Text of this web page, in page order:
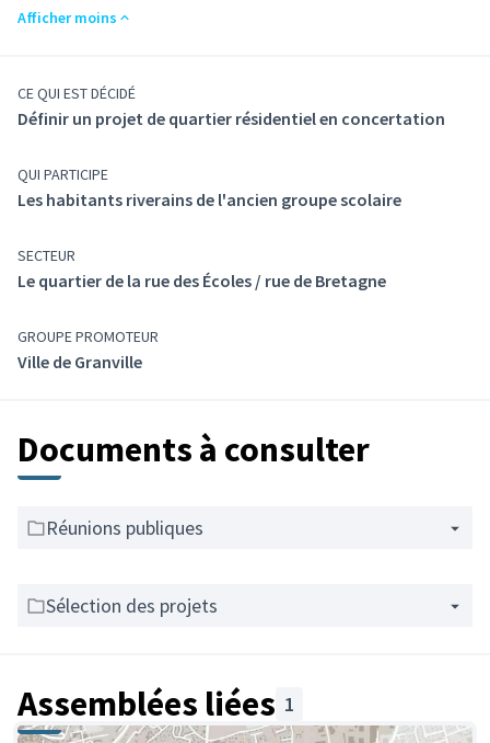
Afficher moins
CE QUI EST DÉCIDÉ
Définir un projet de quartier résidentiel en concertation
QUI PARTICIPE
Les habitants riverains de l'ancien groupe scolaire
SECTEUR
Le quartier de la rue des Écoles / rue de Bretagne
GROUPE PROMOTEUR
Ville de Granville
Documents à consulter
Réunions publiques
Sélection des projets
Assemblées liées 1